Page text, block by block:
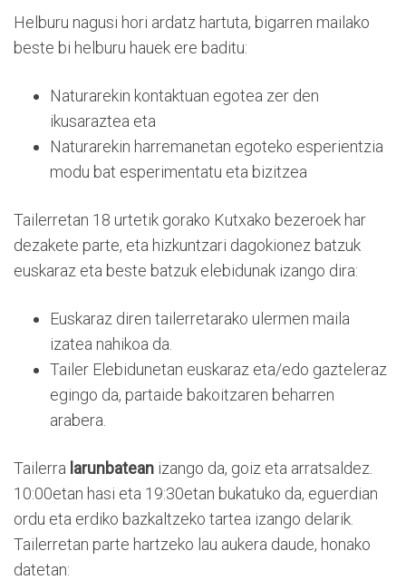
Helburu nagusi hori ardatz hartuta, bigarren mailako
beste bi helburu hauek ere baditu:
Naturarekin kontaktuan egotea zer den
ikusaraztea eta
Naturarekin harremanetan egoteko esperientzia
modu bat esperimentatu eta bizitzea
Tailerretan 18 urtetik gorako Kutxako bezeroek har
dezakete parte, eta hizkuntzari dagokionez batzuk
euskaraz eta beste batzuk elebidunak izango dira:
Euskaraz diren tailerretarako ulermen maila
izatea nahikoa da.
Tailer Elebidunetan euskaraz eta/edo gazteleraz
egingo da, partaide bakoitzaren beharren
arabera.
Tailerra larunbatean izango da, goiz eta arratsaldez.
10:00etan hasi eta 19:30etan bukatuko da, eguerdian
ordu eta erdiko bazkaltzeko tartea izango delarik.
Tailerretan parte hartzeko lau aukera daude, honako
datetan: